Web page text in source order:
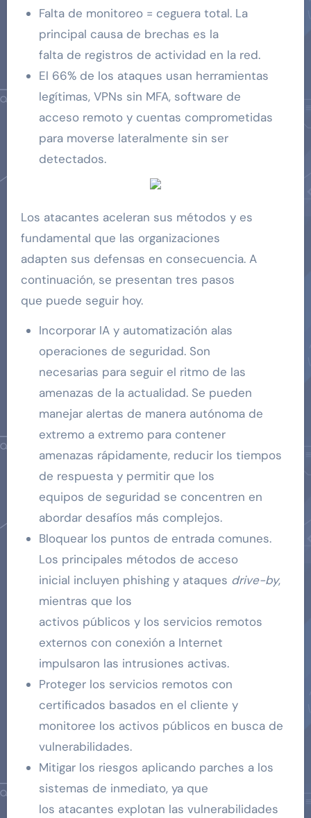
Falta de monitoreo = ceguera total. La
principal causa de brechas es la
falta de registros de actividad en la red.
El 66% de los ataques usan herramientas
legítimas, VPNs sin MFA, software de
acceso remoto y cuentas comprometidas
para moverse lateralmente sin ser
detectados.
Los atacantes aceleran sus métodos y es
fundamental que las organizaciones
adapten sus defensas en consecuencia. A
continuación, se presentan tres pasos
que puede seguir hoy.
Incorporar IA y automatización alas
operaciones de seguridad. Son
necesarias para seguir el ritmo de las
amenazas de la actualidad. Se pueden
manejar alertas de manera autónoma de
extremo a extremo para contener
amenazas rápidamente, reducir los tiempos
de respuesta y permitir que los
equipos de seguridad se concentren en
abordar desafíos más complejos.
Bloquear los puntos de entrada comunes.
Los principales métodos de acceso
inicial incluyen phishing y ataques drive-by,
mientras que los
activos públicos y los servicios remotos
externos con conexión a Internet
impulsaron las intrusiones activas.
Proteger los servicios remotos con
certificados basados ​​en el cliente y
monitoree los activos públicos en busca de
vulnerabilidades.
Mitigar los riesgos aplicando parches a los
sistemas de inmediato, ya que
los atacantes explotan las vulnerabilidades